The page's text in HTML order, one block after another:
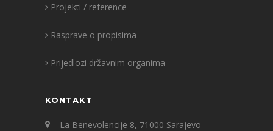
Projekti / reference
Rasprave o propisima
Prijedlozi državnim organima
KONTAKT
La Benevolencije 8, 71000 Sarajevo